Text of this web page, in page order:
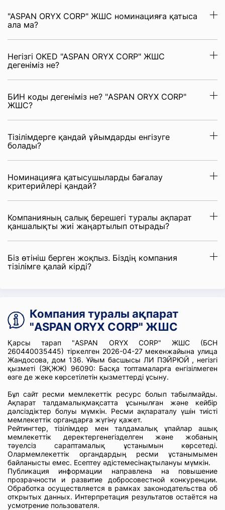
"ASPAN ORYX CORP" ЖШС номинацияға қатыса
ала ма?
Негізгі OKED "ASPAN ORYX CORP" ЖШС
дегеніміз не?
БИН коды дегеніміз не? "ASPAN ORYX CORP"
ЖШС?
Тізілімдерге қандай ұйымдарды енгізуге
болады?
Номинацияға қатысушыларды бағалау
критерийлері қандай?
Компанияның салық берешегі туралы ақпарат
қаншалықты жиі жаңартылып отырады?
Біз өтініш берген жоқпыз. Біздің компания
тізілімге қалай кірді?
Компания туралы ақпарат
"ASPAN ORYX CORP" ЖШС
Қарсы тарап "ASPAN ORYX CORP" ЖШС (БСН
260440035445) тіркелген 2026-04-27 мекенжайына улица
Жандосова, дом 136. Ұйым басшысы ЛИ ПЭЙРЮЙ , негізгі
қызметі (ЭҚЖЖ) 96090: Басқа топтамаларға енгізілмеген
өзге де жеке көрсетілетін қызметтерді ұсыну.
Бұл сайт ресми мемлекеттік ресурс болып табылмайды.
Ақпарат талдамалықмақсатта ұсынылған және кейбір
дәлсіздіктер болуы мүмкін. Ресми ақпараталу үшін тиісті
мемлекеттік органдарға жүгіну қажет.
Рейтингтер, тізілімдер мен талдамалық ұпайлар ашық
мемлекеттік деректергенегізделген және жобаның
тәуелсіз сараптамалық ұстанымын көрсетеді.
Олармемлекеттік органдардың ресми ұстанымымен
байланысты емес. Есептеу әдістемесінақтылануы мүмкін.
Публикация информации направлена на повышение
прозрачности и развитие добросовестной конкуренции.
Обработка осуществляется в рамках законодательства об
открытых данных. Интерпретация результатов остаётся на
усмотрение пользователя.